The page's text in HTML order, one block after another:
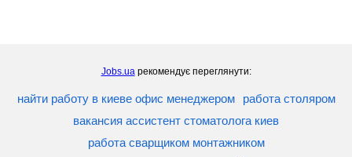
Jobs.uaрекомендує переглянути:
найти работу в киеве офис менеджером
работа столяром
вакансия ассистент стоматолога киев
работа сварщиком монтажником